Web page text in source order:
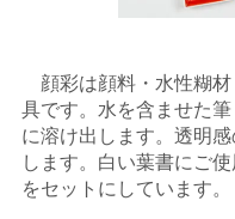
顔彩は顔料・水性糊
具です。水を含ませた
に溶け出します。透明
します。白い葉書にご
をセットにしています。